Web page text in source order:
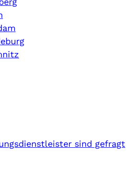
sind gefragt